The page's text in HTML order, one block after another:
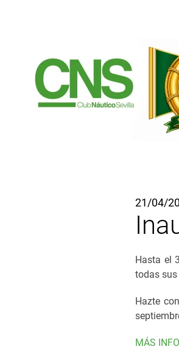
21/04/
Hasta el
todas sus
Hazte
MÁS